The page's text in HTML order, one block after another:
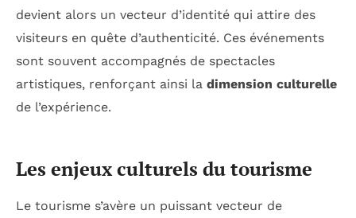
devient alors un vecteur d’identité qui attire des
visiteurs en quête d’authenticité. Ces événements
sont souvent accompagnés de spectacles
artistiques, renforçant ainsi la dimension culturelle
de l’expérience.
Les enjeux culturels du tourisme
Le tourisme s’avère un puissant vecteur de